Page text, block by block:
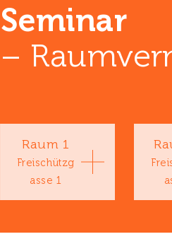
Seminar
–
Raum 1
Freischützg
asse 1